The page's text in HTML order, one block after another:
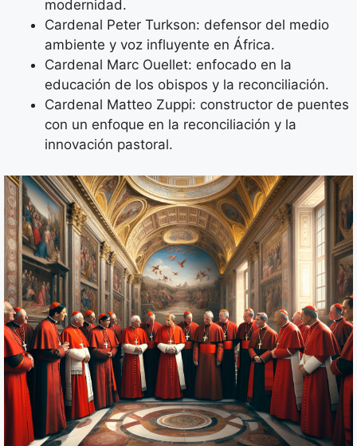
modernidad.
Cardenal Peter Turkson: defensor del medio
ambiente y voz influyente en África.
Cardenal Marc Ouellet: enfocado en la
educación de los obispos y la reconciliación.
Cardenal Matteo Zuppi: constructor de puentes
con un enfoque en la reconciliación y la
innovación pastoral.